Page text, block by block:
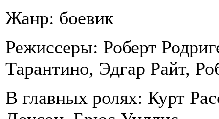
Жанр: боевик
Режиссеры: Роберт
Тарантино, Эдгар Райт,
В главных ролях: Курт